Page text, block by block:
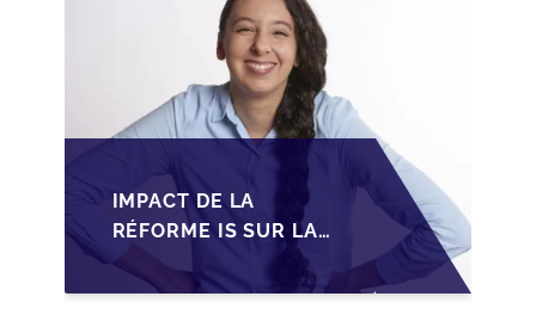
IMPACT DE LA
RÉFORME IS SUR LA
TRANSMISSION DES
PME FAMILIALES AU